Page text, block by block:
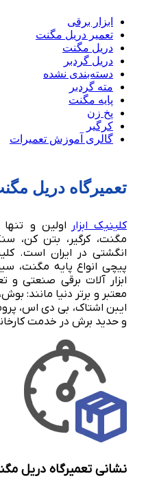
ابزار برقی
تعمیر دریل مگنت
دریل مگنت
دریل گردبر
دسته‌بندی نشده
مته گردبر
پایه مگنت
پخ زن
کرگیر
گالری آموزش تعمیرات
تعمیرگاه دریل
کلینیک ابزار اولین و
مگنت، کرگیر، بتن کن،
انگشتی در ایران است.
پیچی انواع پایه مگنت،
ابزار آلات برقی صنعتی و
معتبر و برتر دنیا مانند:
ایبن اشتاک، بی دی اس،
و حدید برش در خدمت
نشانی تعمیرگاه دریل